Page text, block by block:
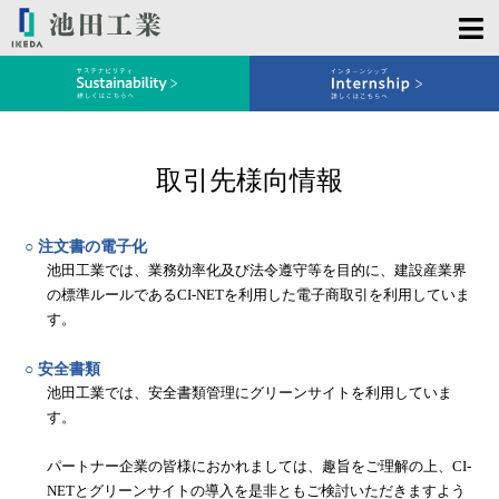
取引先様向情報
○ 注文書の電子化
池田工業では、業務効率化及び法令遵守等を目的に、建設産業界
の標準ルールであるCI-NETを利用した電子商取引を利用していま
す。
○ 安全書類
池田工業では、安全書類管理にグリーンサイトを利用していま
す。
パートナー企業の皆様におかれましては、趣旨をご理解の上、 CI-
NETとグリーンサイトの導入を是非ともご検討いただきますよう